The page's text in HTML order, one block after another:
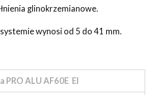
glinokrzemianowe.
wynosi od 5 do 41 mm.
ALU AF60E EI